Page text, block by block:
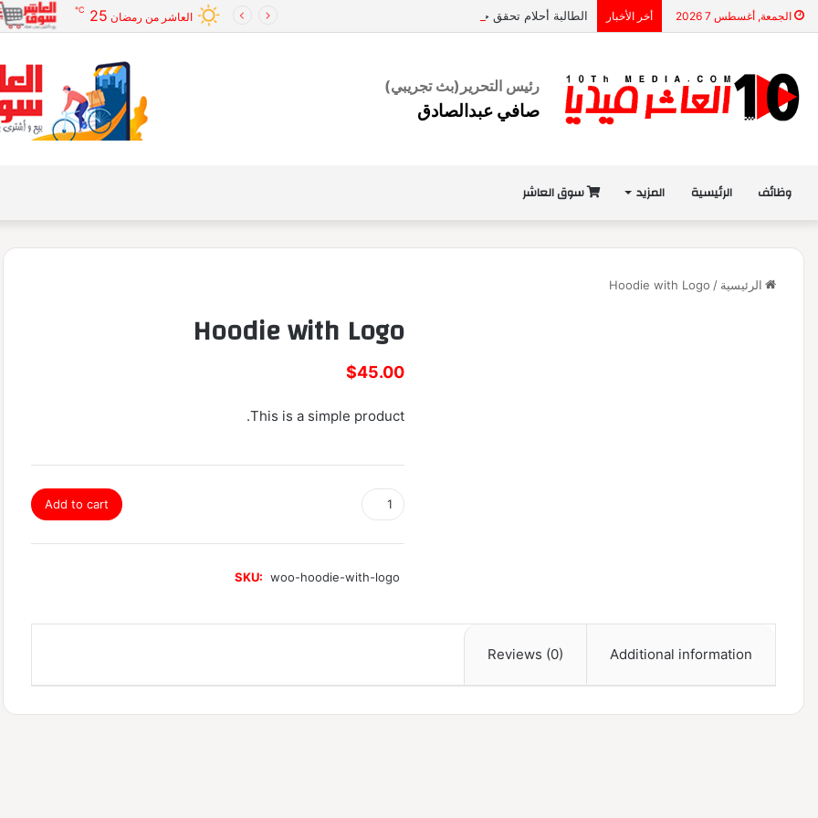
الجمعة, أغسطس 7 2026 أخر الأخبار الطالبة أحلام تحقق حلمها العاشر من رمضان 25
℃
رئيس التحرير (بث تجريبي)
صافي عبدالصادق
وظائف الرئيسية المزيد سوق العاشر
الرئيسية /
Hoodie with Logo
Hoodie with Logo
$45.00
This is a simple product.
H
o
L
Add to cart
SKU: woo-hoodie-with-logo
Additional information
Reviews (0)